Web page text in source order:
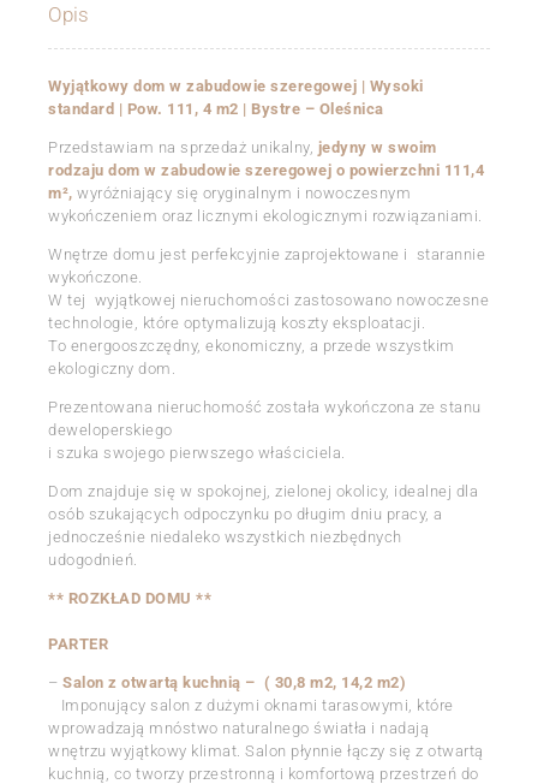
Opis
Wyjątkowy dom w zabudowie szeregowej | Wysoki
standard | Pow. 111, 4 m2 | Bystre – Oleśnica
Przedstawiam na sprzedaż unikalny, jedyny w swoim
rodzaju dom w zabudowie szeregowej o powierzchni 111,4
m², wyróżniający się oryginalnym i nowoczesnym
wykończeniem oraz licznymi ekologicznymi rozwiązaniami.
Wnętrze domu jest perfekcyjnie zaprojektowane i starannie
wykończone.
W tej wyjątkowej nieruchomości zastosowano nowoczesne
technologie, które optymalizują koszty eksploatacji.
To energooszczędny, ekonomiczny, a przede wszystkim
ekologiczny dom.
Prezentowana nieruchomość została wykończona ze stanu
deweloperskiego
i szuka swojego pierwszego właściciela.
Dom znajduje się w spokojnej, zielonej okolicy, idealnej dla
osób szukających odpoczynku po długim dniu pracy, a
jednocześnie niedaleko wszystkich niezbędnych
udogodnień.
** ROZKŁAD DOMU **
PARTER
– Salon z otwartą kuchnią – ( 30,8 m2, 14,2 m2)
Imponujący salon z dużymi oknami tarasowymi, które
wprowadzają mnóstwo naturalnego światła i nadają
wnętrzu wyjątkowy klimat. Salon płynnie łączy się z otwartą
kuchnią, co tworzy przestronną i komfortową przestrzeń do